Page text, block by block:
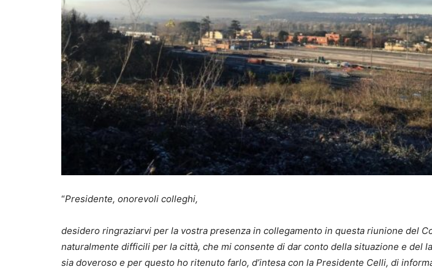
“Presidente, onorevoli colleghi,
desidero ringraziarvi per la vostra presenza in collegamento in questa riunione del
naturalmente difficili per la città, che mi consente di dar conto della situazione e del
sia doveroso e per questo ho ritenuto farlo, d’intesa con la Presidente Celli, di